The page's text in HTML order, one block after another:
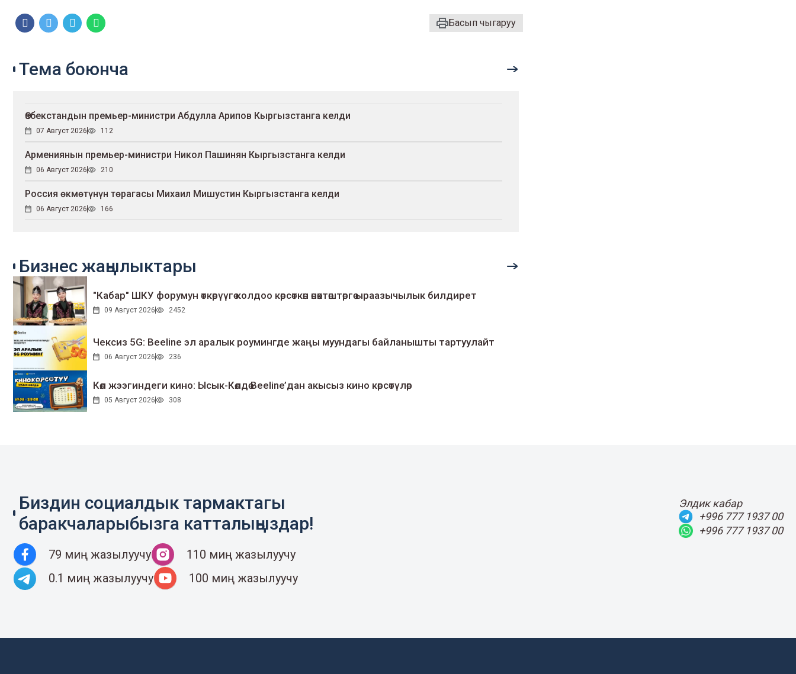
Басып чыгаруу
Тема боюнча
Өзбекстандын премьер-министри Абдулла Арипов Кыргызстанга келди
07 Август 2026 112
Армениянын премьер-министри Никол Пашинян Кыргызстанга келди
06 Август 2026 210
Россия өкмөтүнүн төрагасы Михаил Мишустин Кыргызстанга келди
06 Август 2026 166
Бизнес жаңылыктары
"Кабар" ШКУ форумун өткөрүүгө колдоо көрсөткөн өнөктөштөргө ыраазычылык билдирет
09 Август 2026 2452
Чексиз 5G: Beeline эл аралык роумингде жаңы муундагы байланышты тартуулайт
06 Август 2026 236
Көл жээгиндеги кино: Ысык-Көлдө Beeline’дан акысыз кино көрсөтүлөр
05 Август 2026 308
Биздин социалдык тармактагы
баракчаларыбызга катталыңыздар!
79 миң жазылуучу
110 миң жазылуучу
0.1 миң жазылуучу
100 миң жазылуучу
Элдик кабар
+996 777 1937 00
+996 777 1937 00